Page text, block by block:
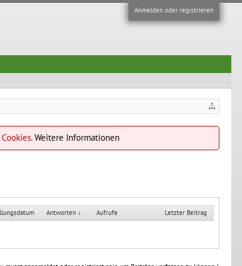
Anmelden oder registrieren
Weitere Informationen
Antworten ↓ Aufrufe Letzter Beitrag